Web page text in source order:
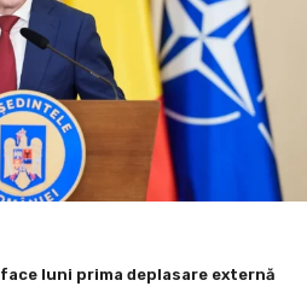
face luni prima deplasare externă